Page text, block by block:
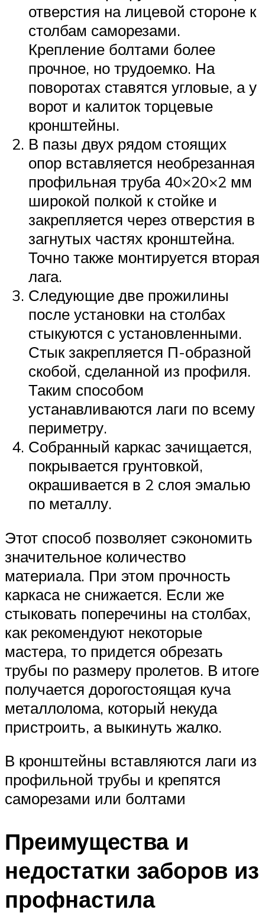
отверстия на лицевой стороне к
столбам саморезами.
Крепление болтами более
прочное, но трудоемко. На
поворотах ставятся угловые, а у
ворот и калиток торцевые
кронштейны.
В пазы двух рядом стоящих
опор вставляется необрезанная
профильная труба 40×20×2 мм
широкой полкой к стойке и
закрепляется через отверстия в
загнутых частях кронштейна.
Точно также монтируется вторая
лага.
Следующие две прожилины
после установки на столбах
стыкуются с установленными.
Стык закрепляется П-образной
скобой, сделанной из профиля.
Таким способом
устанавливаются лаги по всему
периметру.
Собранный каркас зачищается,
покрывается грунтовкой,
окрашивается в 2 слоя эмалью
по металлу.
Этот способ позволяет сэкономить
значительное количество
материала. При этом прочность
каркаса не снижается. Если же
стыковать поперечины на столбах,
как рекомендуют некоторые
мастера, то придется обрезать
трубы по размеру пролетов. В итоге
получается дорогостоящая куча
металлолома, который некуда
пристроить, а выкинуть жалко.
В кронштейны вставляются лаги из
профильной трубы и крепятся
саморезами или болтами
Преимущества и
недостатки заборов из
профнастила